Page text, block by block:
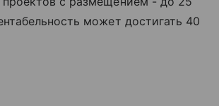
может достигать 40